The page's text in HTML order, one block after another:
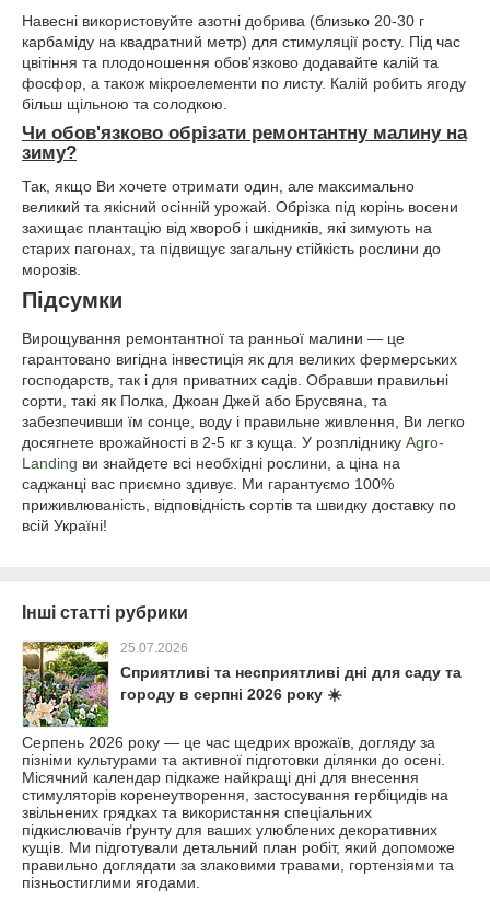
Навесні використовуйте азотні добрива (близько 20-30 г
карбаміду на квадратний метр) для стимуляції росту. Під час
цвітіння та плодоношення обов'язково додавайте калій та
фосфор, а також мікроелементи по листу. Калій робить ягоду
більш щільною та солодкою.
Чи обов'язково обрізати ремонтантну малину на
зиму?
Так, якщо Ви хочете отримати один, але максимально
великий та якісний осінній урожай. Обрізка під корінь восени
захищає плантацію від хвороб і шкідників, які зимують на
старих пагонах, та підвищує загальну стійкість рослини до
морозів.
Підсумки
Вирощування ремонтантної та ранньої малини — це
гарантовано вигідна інвестиція як для великих фермерських
господарств, так і для приватних садів. Обравши правильні
сорти, такі як Полка, Джоан Джей або Брусвяна, та
забезпечивши їм сонце, воду і правильне живлення, Ви легко
досягнете врожайності в 2-5 кг з куща. У розпліднику Agro-
Landing ви знайдете всі необхідні рослини, а ціна на
саджанці вас приємно здивує. Ми гарантуємо 100%
приживлюваність, відповідність сортів та швидку доставку по
всій Україні!
Інші статті рубрики
25.07.2026
Сприятливі та несприятливі дні для саду та
городу в серпні 2026 року ☀️
Серпень 2026 року — це час щедрих врожаїв, догляду за
пізніми культурами та активної підготовки ділянки до осені.
Місячний календар підкаже найкращі дні для внесення
стимуляторів коренеутворення, застосування гербіцидів на
звільнених грядках та використання спеціальних
підкислювачів ґрунту для ваших улюблених декоративних
кущів. Ми підготували детальний план робіт, який допоможе
правильно доглядати за злаковими травами, гортензіями та
пізньостиглими ягодами.